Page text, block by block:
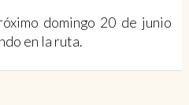
domingo 20 de junio
en la ruta.